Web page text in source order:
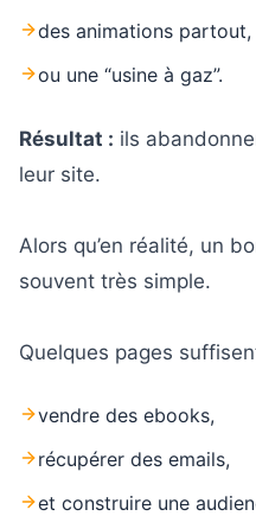
des animations partout,
ou une “usine à gaz”.
Résultat : ils
leur site.
Alors qu’en réalité, un
souvent très simple.
Quelques pages
vendre des ebooks,
récupérer des emails,
et construire une